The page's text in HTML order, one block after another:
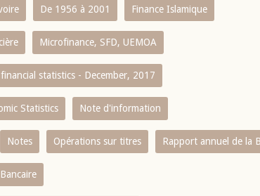
De 1956 à 2001 Finance Islamique
Microfinance, SFD, UEMOA
statistics - December, 2017
Statistics Note d'information
Notes Opérations sur titres Rapport annuel de la